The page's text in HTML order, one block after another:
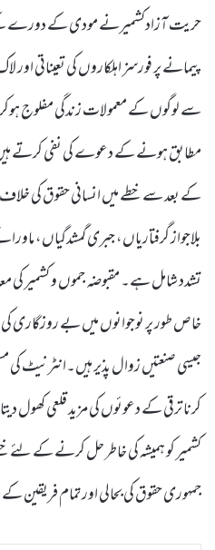
حریت آزادکشمیرنے مودی کے دورے
پیمانے پر فورسز اہلکاروں کی تعیناتی اور
سے لوگوں کے معمولات زندگی مفلوج
کے بعد سے خطے میں انسانی حقوق کی
بلاجواز گرفتاریاں، جبری گمشدگیاں،
تشدد شامل ہے۔ مقبوضہ جموں و کشمیر کی
خاص طور پر نوجوانوں میں بے روزگاری
جیسی صنعتیں زوال پذیر ہیں۔انٹرنیٹ
کرنا ترقی کے دعوئوں کی مزید قلعی
کشمیر کو ہمیشہ کی خاطر حل کرنے کے لئے
جمہوری حقوق کی بحالی اور تمام فریقین